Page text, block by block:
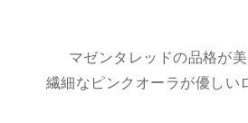
マゼンタレッドの品格が
繊細なピンクオーラが優しい